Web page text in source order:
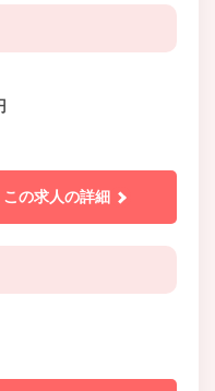
この求人の詳細